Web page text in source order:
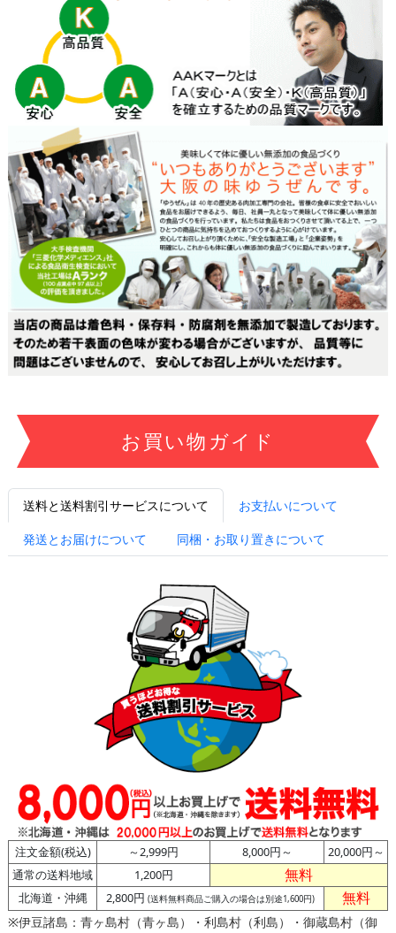
お買い物ガイド
送料と送料割引サービスについて
お支払いについて
発送とお届けについて
同梱・お取り置きについて
注文金額(税込) ～2,999円 8,000円～
20,000円～
通常の送料地域
1,200円 無料
北海道・沖縄 2,800円 (送料無料商品ご購入の場合は別途1,600円) 無料
※伊豆諸島：青ヶ島村（青ヶ島）・利島村（利島）・御蔵島村（御